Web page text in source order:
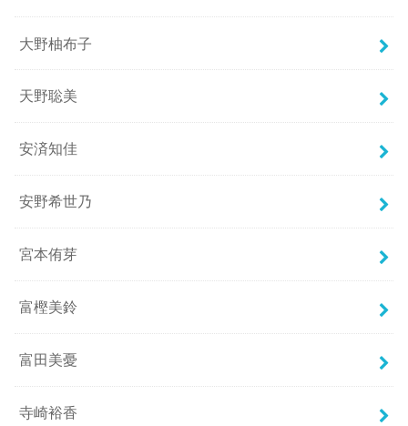
大野柚布子
天野聡美
安済知佳
安野希世乃
宮本侑芽
富樫美鈴
富田美憂
寺崎裕香